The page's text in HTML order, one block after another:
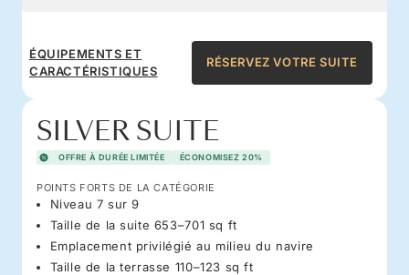
ÉQUIPEMENTS ET
CARACTÉRISTIQUES
RÉSERVEZ VOTRE SUITE
SILVER SUITE
OFFRE À DURÉE LIMITÉE ÉCONOMISEZ 20%
POINTS FORTS DE LA CATÉGORIE
Niveau 7 sur 9
Taille de la suite 653–701 sq ft
Emplacement privilégié au milieu du navire
Taille de la terrasse 110–123 sq ft